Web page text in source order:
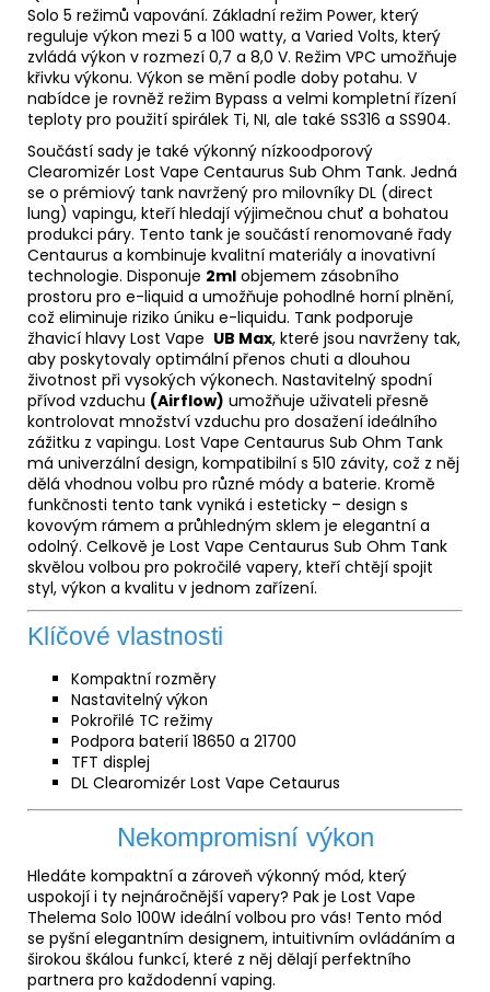
Solo 5 režimů vapování. Základní režim Power, který
reguluje výkon mezi 5 a 100 watty, a Varied Volts, který
zvládá výkon v rozmezí 0,7 a 8,0 V. Režim VPC umožňuje
křivku výkonu. Výkon se mění podle doby potahu. V
nabídce je rovněž režim Bypass a velmi kompletní řízení
teploty pro použití spirálek Ti, NI, ale také SS316 a SS904.
Součástí sady je také výkonný nízkoodporový
Clearomizér Lost Vape Centaurus Sub Ohm Tank. Jedná
se o prémiový tank navržený pro milovníky DL (direct
lung) vapingu, kteří hledají výjimečnou chuť a bohatou
produkci páry. Tento tank je součástí renomované řady
Centaurus a kombinuje kvalitní materiály a inovativní
technologie. Disponuje 2ml objemem zásobního
prostoru pro e-liquid a umožňuje pohodlné horní plnění,
což eliminuje riziko úniku e-liquidu. Tank podporuje
žhavicí hlavy Lost Vape UB Max, které jsou navrženy tak,
aby poskytovaly optimální přenos chuti a dlouhou
životnost při vysokých výkonech. Nastavitelný spodní
přívod vzduchu (Airflow) umožňuje uživateli přesně
kontrolovat množství vzduchu pro dosažení ideálního
zážitku z vapingu. Lost Vape Centaurus Sub Ohm Tank
má univerzální design, kompatibilní s 510 závity, což z něj
dělá vhodnou volbu pro různé módy a baterie. Kromě
funkčnosti tento tank vyniká i esteticky – design s
kovovým rámem a průhledným sklem je elegantní a
odolný. Celkově je Lost Vape Centaurus Sub Ohm Tank
skvělou volbou pro pokročilé vapery, kteří chtějí spojit
styl, výkon a kvalitu v jednom zařízení.
Klíčové vlastnosti
Kompaktní rozměry
Nastavitelný výkon
Pokrořilé TC režimy
Podpora baterií 18650 a 21700
TFT displej
DL Clearomizér Lost Vape Cetaurus
Nekompromisní výkon
Hledáte kompaktní a zároveň výkonný mód, který
uspokojí i ty nejnáročnější vapery? Pak je Lost Vape
Thelema Solo 100W ideální volbou pro vás! Tento mód
se pyšní elegantním designem, intuitivním ovládáním a
širokou škálou funkcí, které z něj dělají perfektního
partnera pro každodenní vaping.